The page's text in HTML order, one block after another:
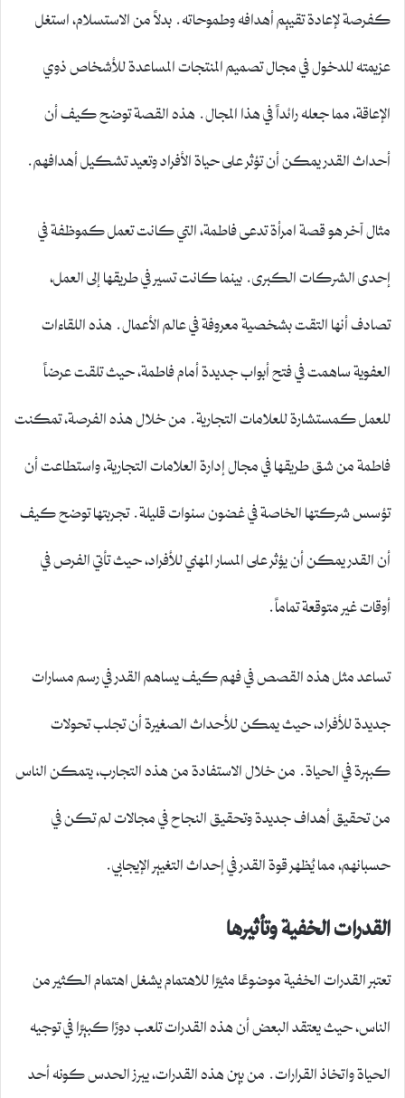
كفرصة لإعادة تقييم أهدافه وطموحاته. بدلاً من الاستسلام، استغل
عزيمته للدخول في مجال تصميم المنتجات المساعدة للأشخاص ذوي
الإعاقة، مما جعله رائداً في هذا المجال. هذه القصة توضح كيف أن
أحداث القدر يمكن أن تؤثر على حياة الأفراد وتعيد تشكيل أهدافهم.
مثال آخر هو قصة امرأة تدعى فاطمة، التي كانت تعمل كموظفة في
إحدى الشركات الكبرى. بينما كانت تسير في طريقها إلى العمل،
تصادف أنها التقت بشخصية معروفة في عالم الأعمال. هذه اللقاءات
العفوية ساهمت في فتح أبواب جديدة أمام فاطمة، حيث تلقت عرضاً
للعمل كمستشارة للعلامات التجارية. من خلال هذه الفرصة، تمكنت
فاطمة من شق طريقها في مجال إدارة العلامات التجارية، واستطاعت أن
تؤسس شركتها الخاصة في غضون سنوات قليلة. تجربتها توضح كيف
أن القدر يمكن أن يؤثر على المسار المهني للأفراد، حيث تأتي الفرص في
أوقات غير متوقعة تماماً.
تساعد مثل هذه القصص في فهم كيف يساهم القدر في رسم مسارات
جديدة للأفراد، حيث يمكن للأحداث الصغيرة أن تجلب تحولات
كبيرة في الحياة. من خلال الاستفادة من هذه التجارب، يتمكن الناس
من تحقيق أهداف جديدة وتحقيق النجاح في مجالات لم تكن في
حسبانهم، مما يُظهر قوة القدر في إحداث التغيير الإيجابي.
القدرات الخفية وتأثيرها
تعتبر القدرات الخفية موضوعًا مثيرًا للاهتمام يشغل اهتمام الكثير من
الناس، حيث يعتقد البعض أن هذه القدرات تلعب دورًا كبيرًا في توجيه
الحياة واتخاذ القرارات. من بين هذه القدرات، يبرز الحدس كونه أحد